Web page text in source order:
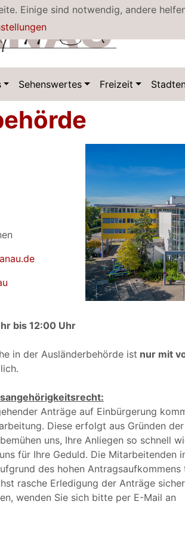
Einige sind notwendig, andere
Sehenswertes Freizeit
bis 12:00 Uhr
in der Ausländerbehörde ist nur mit
Anträge auf Einbürgerung
Diese erfolgt aus Gründen
uns, Ihre Anliegen so schnell
für Ihre Geduld. Die Mitarbeitenden
des hohen
rasche Erledigung der Anträge
wenden Sie sich bitte per E-Mail an